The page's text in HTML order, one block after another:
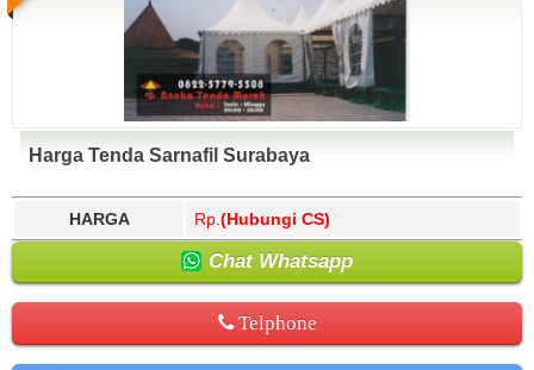
Harga Tenda Sarnafil Surabaya
HARGA Rp. (Hubungi CS)
Chat Whatsapp
Telphone